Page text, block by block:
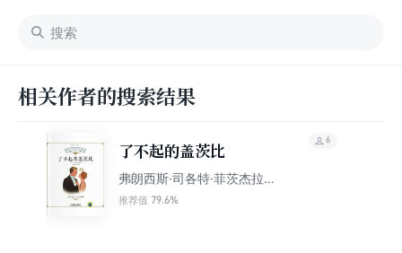
相关作者的搜索结果
了不起的盖茨比
弗朗西斯·司各特·菲茨杰拉德
著 王思睿注释
推荐值 79.6%
6